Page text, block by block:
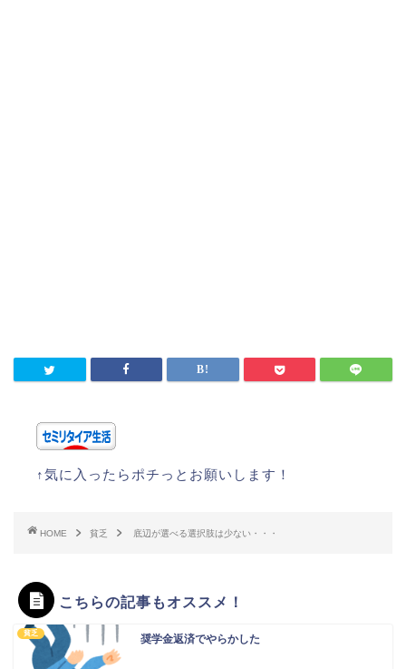
↑気に入ったらポチっとお願いします！
HOME 貧乏 底辺が選べる選択肢は少ない・・・
こちらの記事もオススメ！
貧乏 奨学金返済でやらかした